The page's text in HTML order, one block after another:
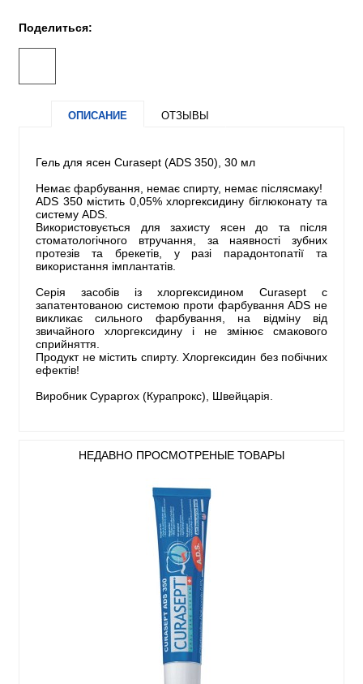
Поделиться:
ОПИСАНИЕ ОТЗЫВЫ
Гель для ясен Curasept (ADS 350), 30 мл
Немає фарбування, немає спирту, немає післясмаку!
ADS 350 містить 0,05% хлоргексидину біглюконату та
систему ADS.
Використовується для захисту ясен до та після
стоматологічного втручання, за наявності зубних
протезів та брекетів, у разі парадонтопатії та
використання імплантатів.
Серія засобів із хлоргексидином Сurasept c
запатентованою системою проти фарбування ADS не
викликає сильного фарбування, на відміну від
звичайного хлоргексидину і не змінює смакового
сприйняття.
Продукт не містить спирту. Хлоргексидин без побічних
ефектів!
Виробник Сураprox (Курапрокс), Швейцарія.
НЕДАВНО ПРОСМОТРЕНЫЕ ТОВАРЫ